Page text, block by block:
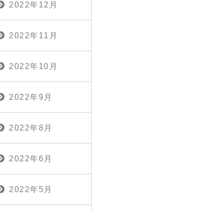
2022年12月
2022年11月
2022年10月
2022年9月
2022年8月
2022年6月
2022年5月